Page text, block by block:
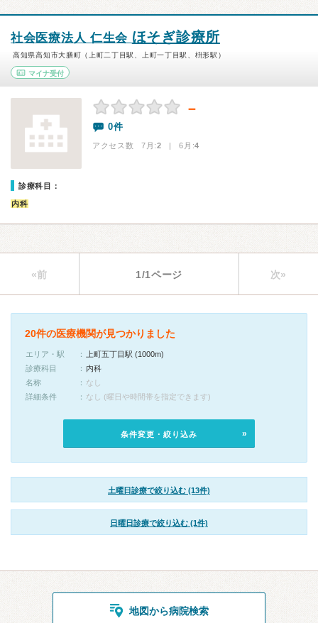
社会医療法人 仁生会 ほそぎ診療所
高知県高知市大膳町（上町二丁目駅、上町一丁目駅、枡形駅）
マイナ受付
－
0件
アクセス数 7月:2 | 6月:4
診療科目：
内科
«前 1/1ページ 次»
20件の医療機関が見つかりました
エリア・駅
上町五丁目駅 (1000m)
診療科目
内科
名称
なし
詳細条件
なし (曜日や時間帯を指定できます)
条件変更・絞り込み
土曜日診療で絞り込む (13件)
日曜日診療で絞り込む (1件)
地図から病院検索